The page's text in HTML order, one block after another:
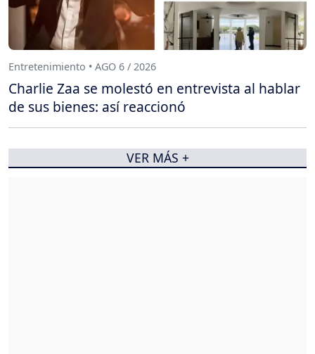
Entretenimiento • AGO 6 / 2026
Charlie Zaa se molestó en entrevista al hablar
de sus bienes: así reaccionó
VER MÁS +